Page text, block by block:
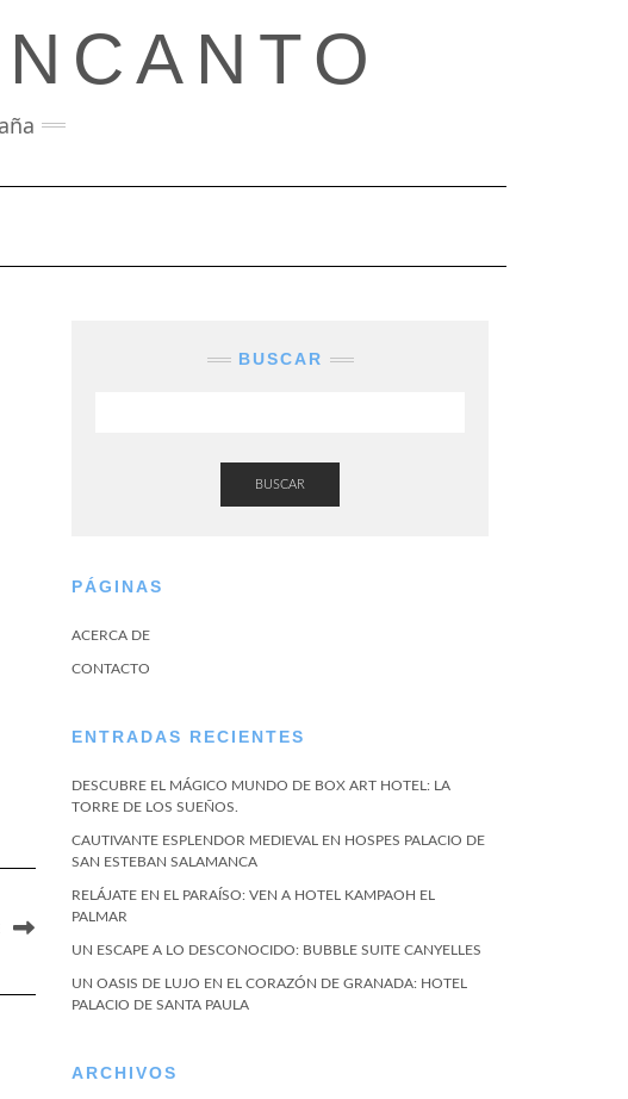
BUSCAR
BUSCAR
PÁGINAS
ACERCA DE
CONTACTO
ENTRADAS RECIENTES
DESCUBRE EL MÁGICO MUNDO DE BOX ART HOTEL: LA
TORRE DE LOS SUEÑOS.
CAUTIVANTE ESPLENDOR MEDIEVAL EN HOSPES PALACIO DE
SAN ESTEBAN SALAMANCA
RELÁJATE EN EL PARAÍSO: VEN A HOTEL KAMPAOH EL
PALMAR
UN ESCAPE A LO DESCONOCIDO: BUBBLE SUITE CANYELLES
UN OASIS DE LUJO EN EL CORAZÓN DE GRANADA: HOTEL
PALACIO DE SANTA PAULA
ARCHIVOS